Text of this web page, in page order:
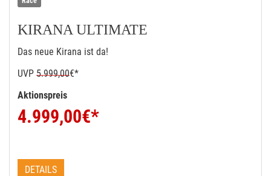
KIRANA ULTIMATE
Das neue Kirana ist da!
UVP 5.999,00€*
Aktionspreis
4.999,00€*
DETAILS